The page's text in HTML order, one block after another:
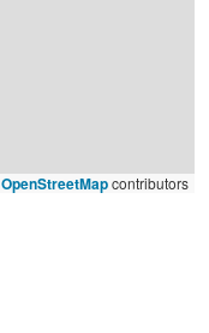
OpenStreetMapcontributors